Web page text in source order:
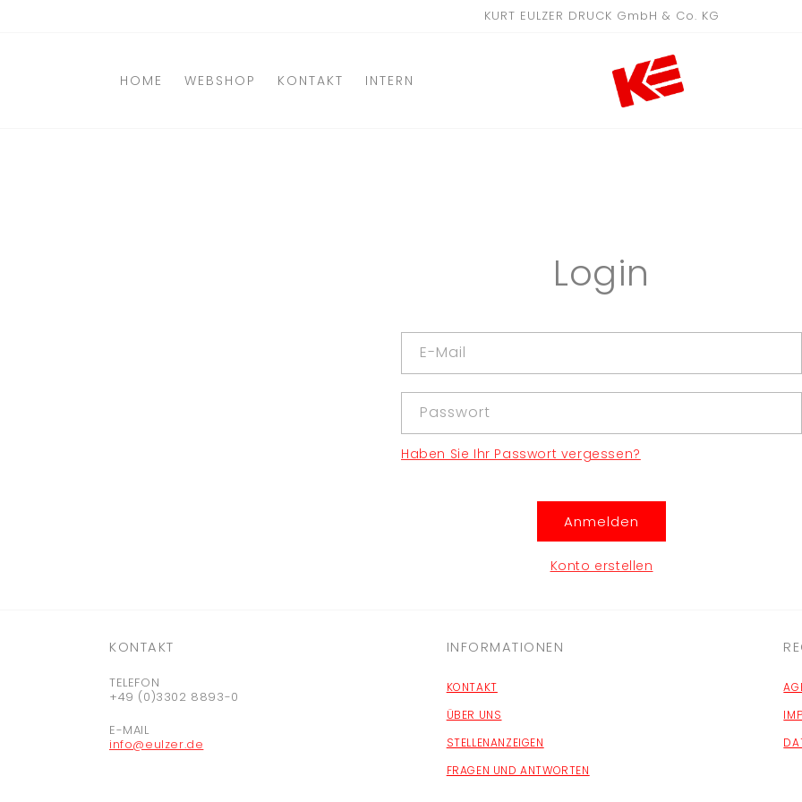
KURT EULZER DRUCK GmbH & Co. KG
HOME WEBSHOP KONTAKT INTERN
Login
E-Mail
Passwort
Haben Sie Ihr Passwort vergessen?
Anmelden
Konto erstellen
KONTAKT
TELEFON
+49 (0)3302 8893-0
E-MAIL
info@eulzer.de
INFORMATIONEN
KONTAKT
ÜBER UNS
STELLENANZEIGEN
FRAGEN UND ANTWORTEN